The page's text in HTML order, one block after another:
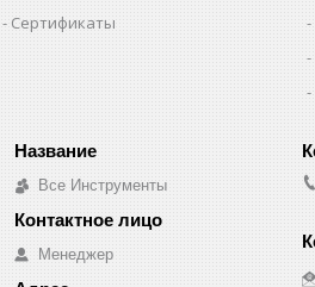
Сертификаты
Все Инструменты
Менеджер